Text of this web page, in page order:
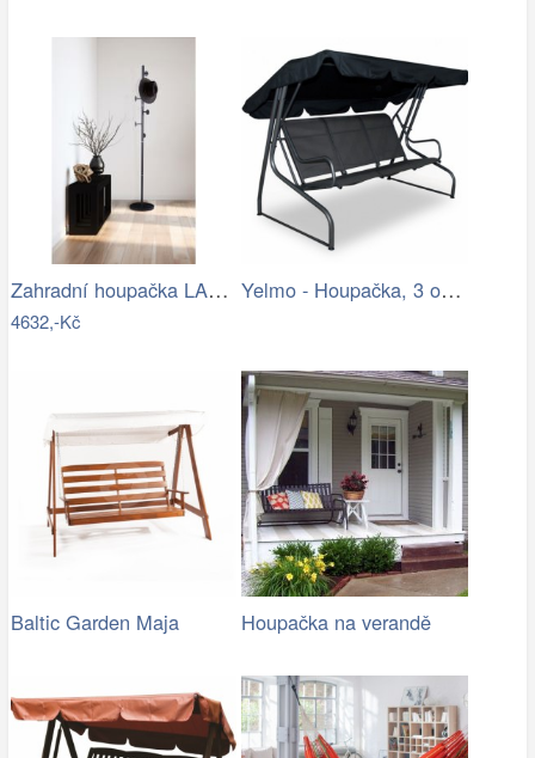
Zahradní houpačka LAMIA Tempo Kondela
4632,-Kč
Yelmo - Houpačka, 3 osoby (grafit,…
Baltic Garden Maja Houpačka na verandě